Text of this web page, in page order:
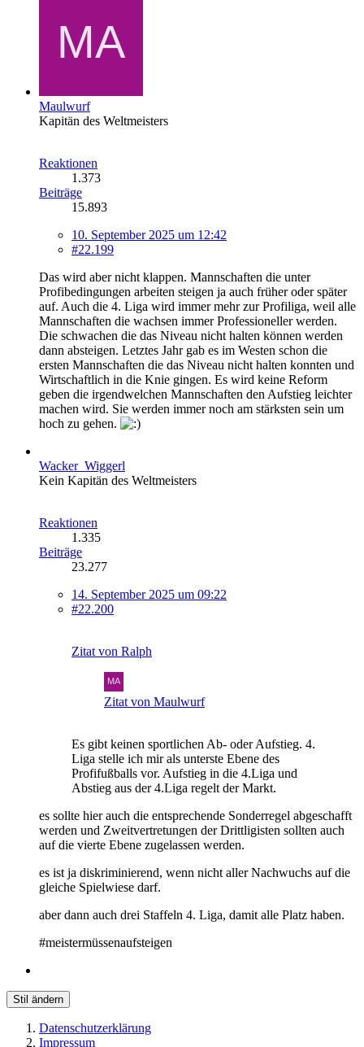
Maulwurf
Kapitän des Weltmeisters
Reaktionen
1.373
Beiträge
15.893
10. September 2025 um 12:42
#22.199
Das wird aber nicht klappen. Mannschaften die unter
Profibedingungen arbeiten steigen ja auch früher oder später
auf. Auch die 4. Liga wird immer mehr zur Profiliga, weil alle
Mannschaften die wachsen immer Professioneller werden.
Die schwachen die das Niveau nicht halten können werden
dann absteigen. Letztes Jahr gab es im Westen schon die
ersten Mannschaften die das Niveau nicht halten konnten und
Wirtschaftlich in die Knie gingen. Es wird keine Reform
geben die irgendwelchen Mannschaften den Aufstieg leichter
machen wird. Sie werden immer noch am stärksten sein um
hoch zu gehen.
Wacker_Wiggerl
Kein Kapitän des Weltmeisters
Reaktionen
1.335
Beiträge
23.277
14. September 2025 um 09:22
#22.200
Zitat von Ralph
Zitat von Maulwurf
Es gibt keinen sportlichen Ab- oder Aufstieg. 4.
Liga stelle ich mir als unterste Ebene des
Profifußballs vor. Aufstieg in die 4.Liga und
Abstieg aus der 4.Liga regelt der Markt.
es sollte hier auch die entsprechende Sonderregel abgeschafft
werden und Zweitvertretungen der Drittligisten sollten auch
auf die vierte Ebene zugelassen werden.
es ist ja diskriminierend, wenn nicht aller Nachwuchs auf die
gleiche Spielwiese darf.
aber dann auch drei Staffeln 4. Liga, damit alle Platz haben.
#meistermüssenaufsteigen
Stil ändern
Datenschutzerklärung
Impressum